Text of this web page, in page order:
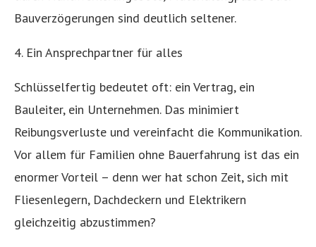
Bauverzögerungen sind deutlich seltener.
4. Ein Ansprechpartner für alles
Schlüsselfertig bedeutet oft: ein Vertrag, ein
Bauleiter, ein Unternehmen. Das minimiert
Reibungsverluste und vereinfacht die Kommunikation.
Vor allem für Familien ohne Bauerfahrung ist das ein
enormer Vorteil – denn wer hat schon Zeit, sich mit
Fliesenlegern, Dachdeckern und Elektrikern
gleichzeitig abzustimmen?